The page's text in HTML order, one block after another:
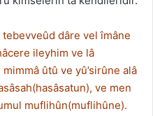
dâre vel îmâne
ileyhim ve lâ
ûtû ve yû’sirûne alâ
ve men
muflihûn(muflihûne).